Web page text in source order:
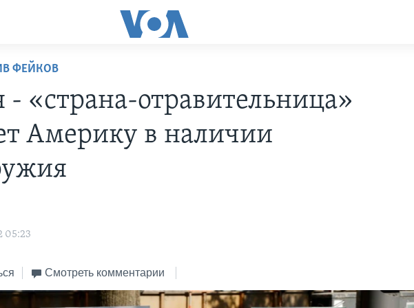
ФЕЙКОВ
- «страна-отравительница»
Америку в наличии
05:23
Смотреть комментарии